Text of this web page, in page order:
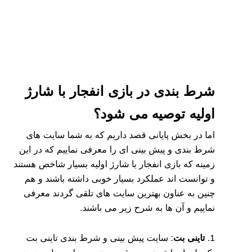
شرط بندی در بازی انفجار با شارژ
اولیه توصیه می شود؟
اما در بخش پایانی قصد داریم که به شما سایت های
شرط بندی و پیش بینی ای را معرفی نماییم که در این
زمینه که بازی انفجار با شارژ اولیه بسیار شاخص هستند
و توانست اند عملکرد بسیار خوبی داشته باشند و هم
چنین به عناون بهترین سایت های تلقی گردند معرفی
نماییم و آن ها به شرح زیر می باشند.
تاینی بت: سایت پیش بینی و شرط بندی تاینی بت